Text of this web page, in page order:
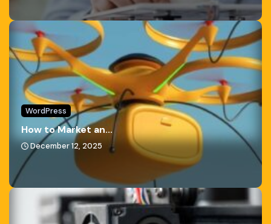
WordPress
How to Market an...
December 12, 2025